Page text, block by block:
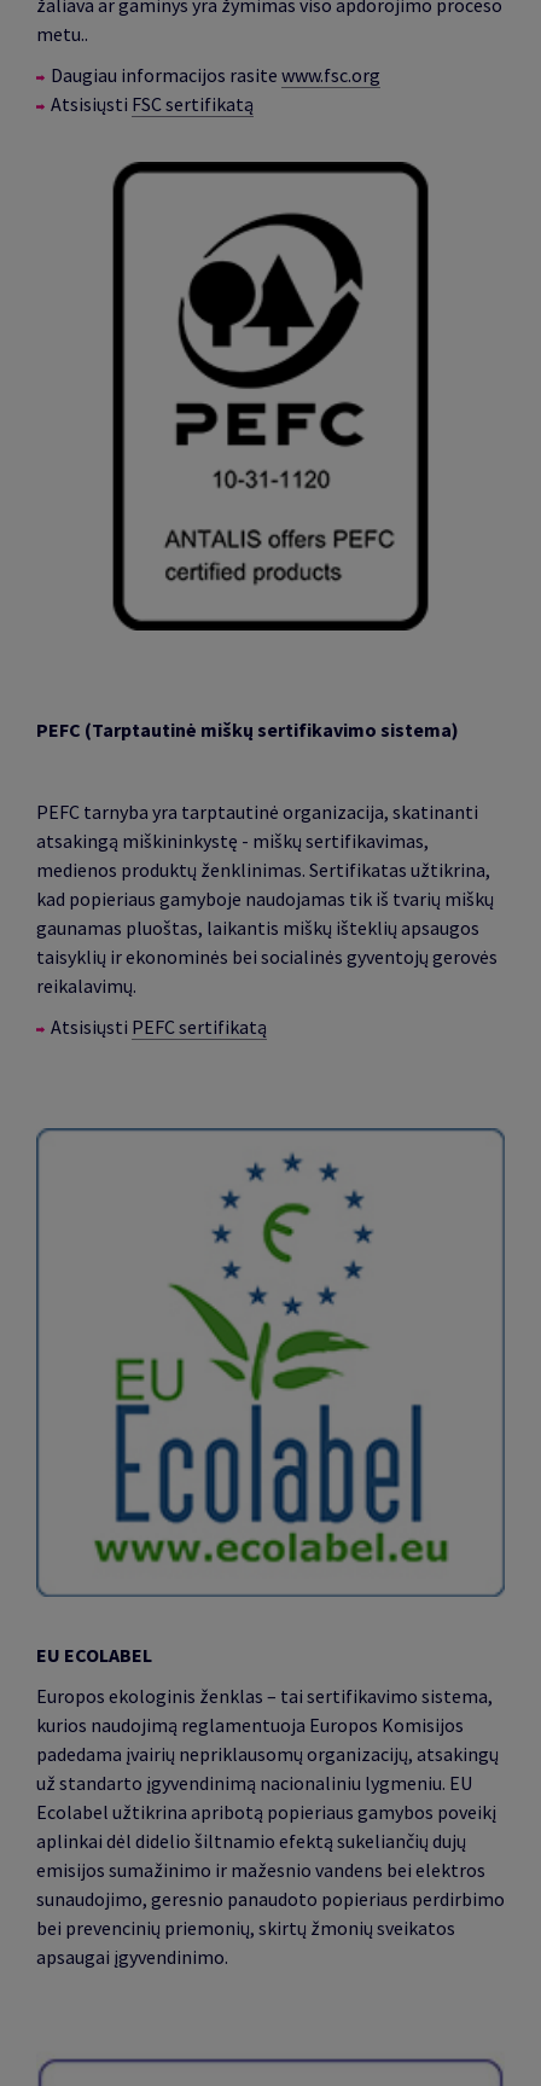
žaliava ar gaminys yra žymimas viso apdorojimo proceso
metu..
Daugiau informacijos rasite www.fsc.org
Atsisiųsti FSC sertifikatą
PEFC (Tarptautinė miškų sertifikavimo sistema)
PEFC tarnyba yra tarptautinė organizacija, skatinanti
atsakingą miškininkystę - miškų sertifikavimas,
medienos produktų ženklinimas. Sertifikatas užtikrina,
kad popieriaus gamyboje naudojamas tik iš tvarių miškų
gaunamas pluoštas, laikantis miškų išteklių apsaugos
taisyklių ir ekonominės bei socialinės gyventojų gerovės
reikalavimų.
Atsisiųsti PEFC sertifikatą
EU ECOLABEL
Europos ekologinis ženklas – tai sertifikavimo sistema,
kurios naudojimą reglamentuoja Europos Komisijos
padedama įvairių nepriklausomų organizacijų, atsakingų
už standarto įgyvendinimą nacionaliniu lygmeniu. EU
Ecolabel užtikrina apribotą popieriaus gamybos poveikį
aplinkai dėl didelio šiltnamio efektą sukeliančių dujų
emisijos sumažinimo ir mažesnio vandens bei elektros
sunaudojimo, geresnio panaudoto popieriaus perdirbimo
bei prevencinių priemonių, skirtų žmonių sveikatos
apsaugai įgyvendinimo.